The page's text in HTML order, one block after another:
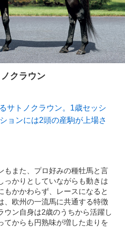
クラウン
サトノクラウン。1歳セッシ
ョンには2頭の産駒が上場さ
また、プロ好みの種牡馬と言
っかりとしていながらも動きは
もかかわらず、レースになると
、欧州の一流馬に共通する特徴
ウン自身は2歳のうちから活躍し
てからも円熟味が増した走りを